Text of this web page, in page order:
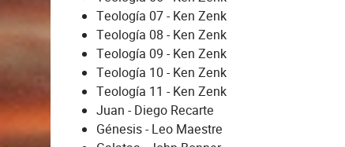
Teología 07 - Ken Zenk
Teología 08 - Ken Zenk
Teología 09 - Ken Zenk
Teología 10 - Ken Zenk
Teología 11 - Ken Zenk
Juan - Diego Recarte
Génesis - Leo Maestre